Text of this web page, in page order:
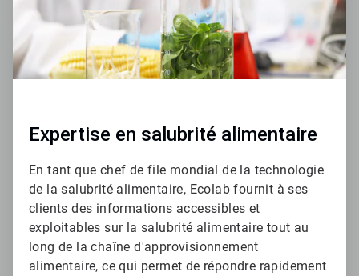
Expertise en salubrité alimentaire
En tant que chef de file mondial de la technologie
de la salubrité alimentaire, Ecolab fournit à ses
clients des informations accessibles et
exploitables sur la salubrité alimentaire tout au
long de la chaîne d'approvisionnement
alimentaire, ce qui permet de répondre rapidement